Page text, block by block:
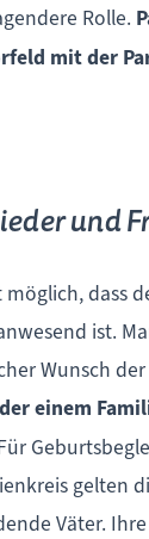
Rolle.
mit der
und
dass
ist.
Wunsch
einem
gelten
Väter.